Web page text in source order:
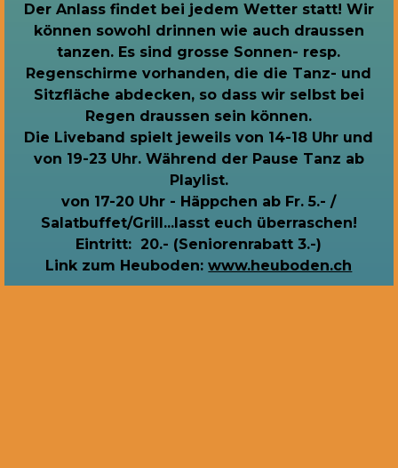
Der Anlass findet bei jedem Wetter statt! Wir
können sowohl drinnen wie auch draussen
tanzen. Es sind grosse Sonnen- resp.
Regenschirme vorhanden, die die Tanz- und
Sitzfläche abdecken, so dass wir selbst bei
Regen draussen sein können.
Die Liveband spielt jeweils von 14-18 Uhr und
von 19-23 Uhr. Während der Pause Tanz ab
Playlist.
von 17-20 Uhr - Häppchen ab Fr. 5.- /
Salatbuffet/Grill...lasst euch überraschen!
Eintritt: 20.- (Seniorenrabatt 3.-)
Link zum Heuboden:www.heuboden.ch